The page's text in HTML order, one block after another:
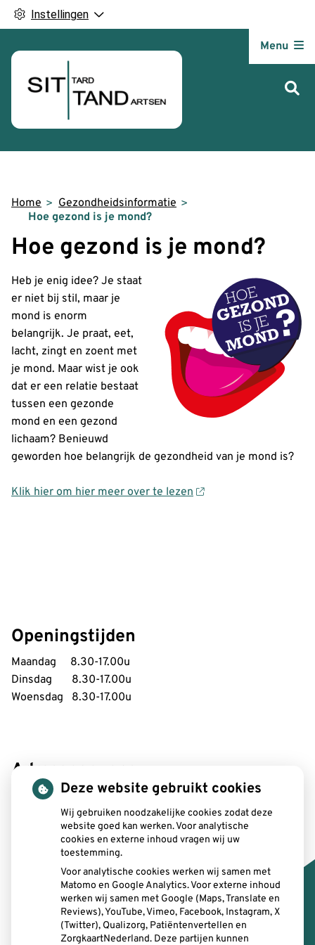
Instellingen
Menu
Home
Gezondheidsinformatie
Hoe gezond is je mond?
Hoe gezond is je mond?
Heb je enig idee? Je staat
er niet bij stil, maar je
mond is enorm
belangrijk. Je praat, eet,
lacht, zingt en zoent met
je mond. Maar wist je ook
dat er een relatie bestaat
tussen een gezonde
mond en een gezond
lichaam? Benieuwd
geworden hoe belangrijk de gezondheid van je mond is?
Klik hier om hier meer over te lezen
Openingstijden
Maandag 8.30-17.00u
Dinsdag 8.30-17.00u
Woensdag 8.30-17.00u
Adresgegevens:
SitTand
Bergstraat 3
6131 AV Sittard
info@sittand.nl
046-2077124
E-mail intercollegiaal: sittand@zorgmail.nl
Deze website gebruikt cookies
Wij gebruiken noodzakelijke cookies zodat deze
website goed kan werken. Voor analytische
cookies en externe inhoud vragen wij uw
toestemming.
Voor analytische cookies werken wij samen met
Matomo en Google Analytics. Voor externe inhoud
werken wij samen met Google (Maps, Translate en
Reviews), YouTube, Vimeo, Facebook, Instagram, X
(Twitter), Qualizorg, Patiëntenvertellen en
ZorgkaartNederland. Deze partijen kunnen